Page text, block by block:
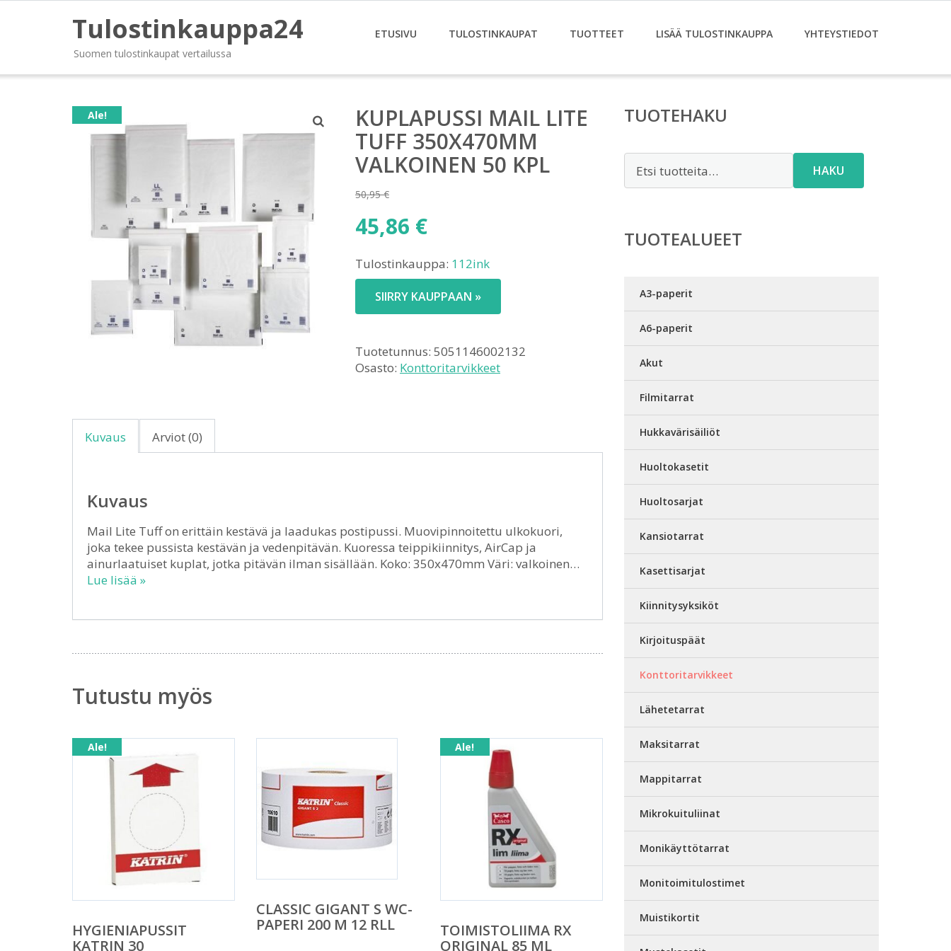
Tulostinkauppa24
Suomen tulostinkaupat vertailussa
ETUSIVU TULOSTINKAUPAT TUOTTEET LISÄÄ TULOSTINKAUPPA YHTEYSTIEDOT
Ale!
KUPLAPUSSI MAIL LITE
TUFF 350X470MM
VALKOINEN 50 KPL
50,95€
Alkuperäinen
hinta
50,95 €.
45,86 €
hinta
on:
45,86 €.
Tulostinkauppa: 112ink
SIIRRY KAUPPAAN »
Tuotetunnus: 5051146002132
Osasto: Konttoritarvikkeet
Kuvaus Arviot (0)
Kuvaus
Mail Lite Tuff on erittäin kestävä ja laadukas postipussi. Muovipinnoitettu ulkokuori,
joka tekee pussista kestävän ja vedenpitävän. Kuoressa teippikiinnitys, AirCap ja
ainurlaatuiset kuplat, jotka pitävän ilman sisällään. Koko: 350x470mm Väri: valkoinen…
Lue lisää »
Tutustu myös
Ale!
HYGIENIAPUSSIT
KATRIN 30
CLASSIC GIGANT S WC-
PAPERI 200 M 12 RLL
Ale!
TOIMISTOLIIMA RX
ORIGINAL 85 ML
TUOTEHAKU
HAKU
TUOTEALUEET
A3-paperit
A6-paperit
Akut
Filmitarrat
Hukkavärisäiliöt
Huoltokasetit
Huoltosarjat
Kansiotarrat
Kasettisarjat
Kiinnitysyksiköt
Kirjoituspäät
Konttoritarvikkeet
Lähetetarrat
Maksitarrat
Mappitarrat
Mikrokuituliinat
Monikäyttötarrat
Monitoimitulostimet
Muistikortit